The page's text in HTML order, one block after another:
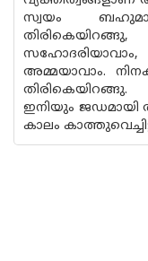
സ്വയം
അമ്മയാവാം.
ഇനിയും ജഡമായി
കാലം